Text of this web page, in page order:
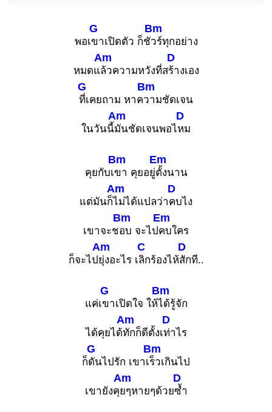
พอเ
G
ขาเปิดตัว ก็ชั
Bm
วร์ทุกอย่าง
หมดแ
Am
ล้วความหวังที่ส
D
ร้างเอง
G
ที่เคยถาม หาค
Bm
วามชัดเจน
ในวันนี้
Am
มันชัดเจนพอไ
D
หม
คุยกับเ
Bm
ขา คุยอยู่
Em
ตั้งนาน
แต่มันก็
Am
ไม่ได้แปลว่า
D
คบไง
เขาจะช
Bm
อบ จะไป
Em
คบใคร
ก็จะไป
Am
ยุ่งอะไร เ
C
ลิกร้องไห้
D
สักที..
แค่เ
G
ขาเปิดใจ ให้
Bm
ได้รู้จัก
ได้คุยได้
Am
ทักก็ดีตั้งเ
D
ท่าไร
ก็
G
ดันไปรัก เขาเ
Bm
ร็วเกินไป
เขายังคุ
Am
ยๆหายๆด้วย
D
ซ้ำ